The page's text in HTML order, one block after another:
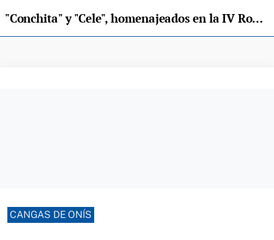
"Conchita" y "Cele", homenajeados en la IV Romería de Vegamaor (Puerto de Cuana)
CANGAS DE ONÍS